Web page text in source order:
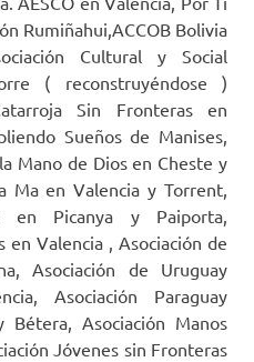
Rumiñahui,ACCOB Bolivia
Cultural y Social
( reconstruyéndose )
Sin Fronteras en
Sueños de Manises,
Mano de Dios en Cheste y
Ma en Valencia y Torrent,
en Picanya y Paiporta,
en Valencia , Asociación de
Asociación de Uruguay
Asociación Paraguay
Asociación Manos
Jóvenes sin Fronteras